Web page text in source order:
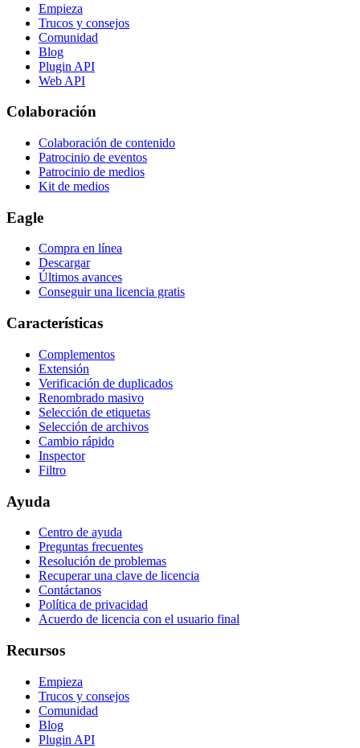
Empieza
Trucos y consejos
Comunidad
Blog
Plugin API
Web API
Colaboración
Colaboración de contenido
Patrocinio de eventos
Patrocinio de medios
Kit de medios
Eagle
Compra en línea
Descargar
Últimos avances
Conseguir una licencia gratis
Características
Complementos
Extensión
Verificación de duplicados
Renombrado masivo
Selección de etiquetas
Selección de archivos
Cambio rápido
Inspector
Filtro
Ayuda
Centro de ayuda
Preguntas frecuentes
Resolución de problemas
Recuperar una clave de licencia
Contáctanos
Política de privacidad
Acuerdo de licencia con el usuario final
Recursos
Empieza
Trucos y consejos
Comunidad
Blog
Plugin API